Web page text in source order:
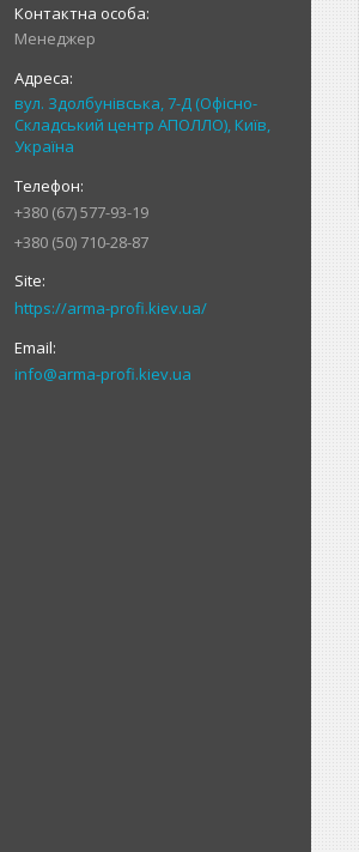
Менеджер
вул. Здолбунівська, 7-Д (Офісно-
Складський центр АПОЛЛО), Київ,
Україна
+380 (67) 577-93-19
+380 (50) 710-28-87
https://arma-profi.kiev.ua/
info@arma-profi.kiev.ua